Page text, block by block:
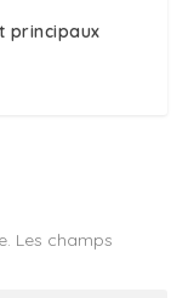
principaux
Les champs